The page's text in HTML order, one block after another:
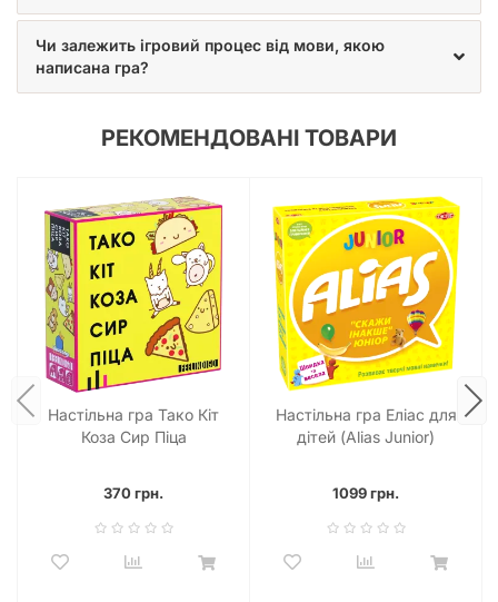
Чи залежить ігровий процес від мови, якою
написана гра?
РЕКОМЕНДОВАНІ ТОВАРИ
Настільна гра Тако Кіт
Коза Сир Піца
370 грн.
Настільна гра Еліас для
дітей (Alias Junior)
1099 грн.